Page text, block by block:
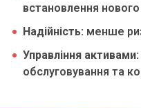
встановлення
Надійність: менше
Управління активами:
обслуговування та